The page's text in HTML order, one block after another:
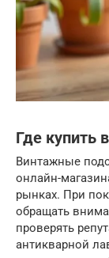
Где купить
Винтажные
онлайн-
рынках. При
обращать
проверять
антикварной